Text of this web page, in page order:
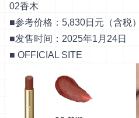
02香木
■参考价格：5,830日元（含税）
■发售时间：2025年1月24日
■ OFFICIAL SITE